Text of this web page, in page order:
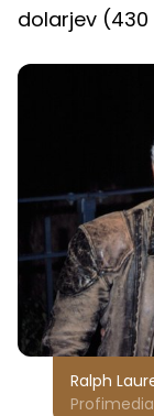
dolarjev
Ralph
Profimedia